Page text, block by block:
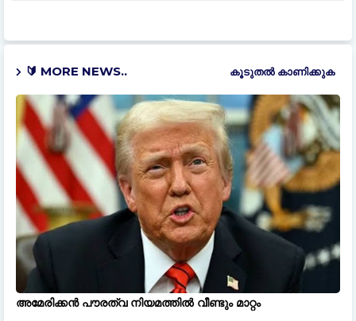
🔰 MORE NEWS.. കൂടുതൽ‍ കാണിക്കുക
അമേരിക്കൻ പൗരത്വ നിയമത്തിൽ വീണ്ടും മാറ്റം